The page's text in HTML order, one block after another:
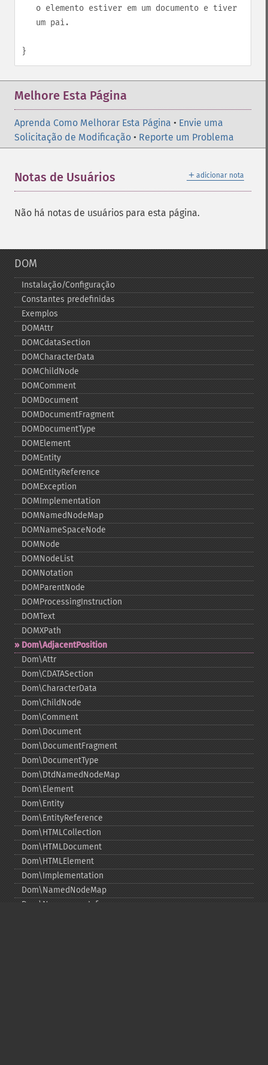
o elemento estiver em um documento e tiver
um pai.
}
Melhore Esta Página
Aprenda Como Melhorar Esta Página • Envie uma
Solicitação de Modificação • Reporte um Problema
＋ adicionar nota
Notas de Usuários
Não há notas de usuários para esta página.
DOM
Instalação/Configuração
Constantes predefinidas
Exemplos
DOMAttr
DOMCdataSection
DOMCharacterData
DOMChildNode
DOMComment
DOMDocument
DOMDocumentFragment
DOMDocumentType
DOMElement
DOMEntity
DOMEntityReference
DOMException
DOMImplementation
DOMNamedNodeMap
DOMNameSpaceNode
DOMNode
DOMNodeList
DOMNotation
DOMParentNode
DOMProcessingInstruction
DOMText
DOMXPath
Dom\AdjacentPosition
Dom\Attr
Dom\CDATASection
Dom\CharacterData
Dom\ChildNode
Dom\Comment
Dom\Document
Dom\DocumentFragment
Dom\DocumentType
Dom\DtdNamedNodeMap
Dom\Element
Dom\Entity
Dom\EntityReference
Dom\HTMLCollection
Dom\HTMLDocument
Dom\HTMLElement
Dom\Implementation
Dom\NamedNodeMap
Dom\NamespaceInfo